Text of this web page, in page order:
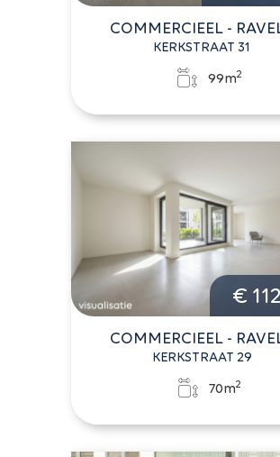
COMMERCIEEL -
KERKSTRAAT 31
99m2
€
COMMERCIEEL -
KERKSTRAAT 29
70m2